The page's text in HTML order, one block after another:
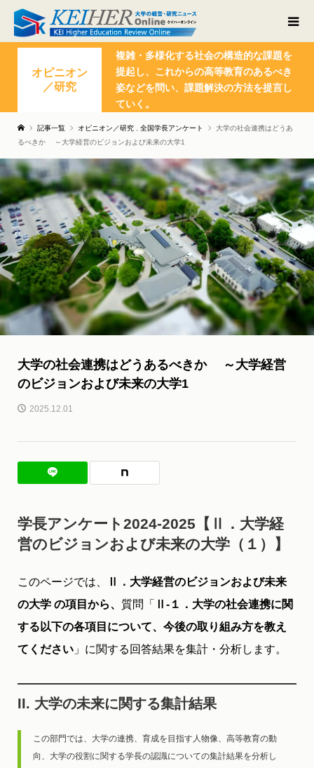
オピニオン
／研究
複雑・多様化する社会の構造的な課題を
提起し、これからの高等教育のあるべき
姿などを問い、課題解決の方法を提言し
ていく。
記事一覧 オピニオン／研究 全国学長アンケート
大学の社会連携はどうあ
るべきか ～大学経営のビジョンおよび未来の大学1
大学の社会連携はどうあるべきか ～大学経営
のビジョンおよび未来の大学1
2025.12.01
学長アンケート2024-2025【Ⅱ．大学経
営のビジョンおよび未来の大学（１）】
このページでは、
Ⅱ．大学経営のビジョンおよび未来
の大学 の項目から、 質問「
Ⅱ-１．大学の社会連携に関
する以下の各項目について、今後の取り組み方を教え
てください」に関する回答結果を集計・分析します。
II. 大学の未来に関する集計結果
この部門では、大学の連携、育成を目指す人物像、高等教育の動
向、大学の役割に関する学長の認識についての集計結果を分析し